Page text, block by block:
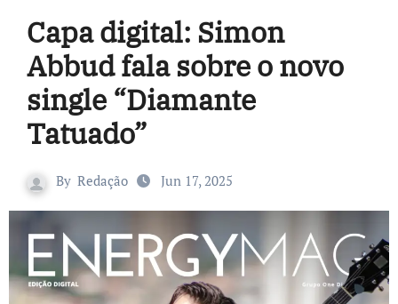
Capa digital: Simon
Abbud fala sobre o novo
single “Diamante
Tatuado”
By Redação Jun 17, 2025